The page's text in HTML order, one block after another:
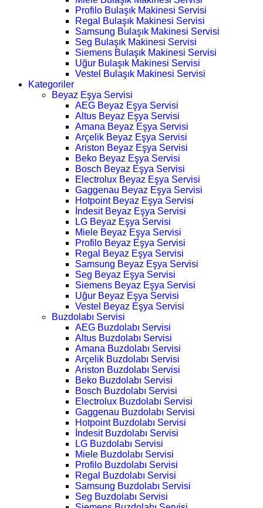
Profilo Bulaşık Makinesi Servisi
Regal Bulaşık Makinesi Servisi
Samsung Bulaşık Makinesi Servisi
Seg Bulaşık Makinesi Servisi
Siemens Bulaşık Makinesi Servisi
Uğur Bulaşık Makinesi Servisi
Vestel Bulaşık Makinesi Servisi
Kategoriler
Beyaz Eşya Servisi
AEG Beyaz Eşya Servisi
Altus Beyaz Eşya Servisi
Amana Beyaz Eşya Servisi
Arçelik Beyaz Eşya Servisi
Ariston Beyaz Eşya Servisi
Beko Beyaz Eşya Servisi
Bosch Beyaz Eşya Servisi
Electrolux Beyaz Eşya Servisi
Gaggenau Beyaz Eşya Servisi
Hotpoint Beyaz Eşya Servisi
İndesit Beyaz Eşya Servisi
LG Beyaz Eşya Servisi
Miele Beyaz Eşya Servisi
Profilo Beyaz Eşya Servisi
Regal Beyaz Eşya Servisi
Samsung Beyaz Eşya Servisi
Seg Beyaz Eşya Servisi
Siemens Beyaz Eşya Servisi
Uğur Beyaz Eşya Servisi
Vestel Beyaz Eşya Servisi
Buzdolabı Servisi
AEG Buzdolabı Servisi
Altus Buzdolabı Servisi
Amana Buzdolabı Servisi
Arçelik Buzdolabı Servisi
Ariston Buzdolabı Servisi
Beko Buzdolabı Servisi
Bosch Buzdolabı Servisi
Electrolux Buzdolabı Servisi
Gaggenau Buzdolabı Servisi
Hotpoint Buzdolabı Servisi
İndesit Buzdolabı Servisi
LG Buzdolabı Servisi
Miele Buzdolabı Servisi
Profilo Buzdolabı Servisi
Regal Buzdolabı Servisi
Samsung Buzdolabı Servisi
Seg Buzdolabı Servisi